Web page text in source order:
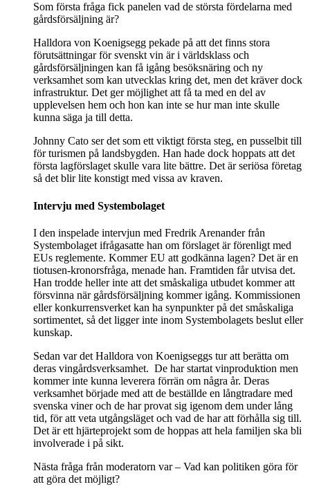
Som första fråga fick panelen vad de största fördelarna med
gårdsförsäljning är?
Halldora von Koenigsegg pekade på att det finns stora
förutsättningar för svenskt vin är i världsklass och
gårdsförsäljningen kan få igång besöksnäring och ny
verksamhet som kan utvecklas kring det, men det kräver dock
infrastruktur. Det ger möjlighet att få ta med en del av
upplevelsen hem och hon kan inte se hur man inte skulle
kunna säga ja till detta.
Johnny Cato ser det som ett viktigt första steg, en pusselbit till
för turismen på landsbygden. Han hade dock hoppats att det
första lagförslaget skulle vara lite bättre. Det är seriösa företag
så det blir lite konstigt med vissa av kraven.
Intervju med Systembolaget
I den inspelade intervjun med Fredrik Arenander från
Systembolaget ifrågasatte han om förslaget är förenligt med
EUs reglemente. Kommer EU att godkänna lagen? Det är en
tiotusen-kronorsfråga, menade han. Framtiden får utvisa det.
Han trodde heller inte att det småskaliga utbudet kommer att
försvinna när gårdsförsäljning kommer igång. Kommissionen
eller konkurrensverket kan ha synpunkter på det småskaliga
sortimentet, så det ligger inte inom Systembolagets beslut eller
kunskap.
Sedan var det Halldora von Koenigseggs tur att berätta om
deras vingårdsverksamhet. De har startat vinproduktion men
kommer inte kunna leverera förrän om några år. Deras
verksamhet började med att de beställde en långtradare med
svenska viner och de har provat sig igenom dem under lång
tid, för att veta utgångsläget och vad de har att förhålla sig till.
Det är ett hjärteprojekt som de hoppas att hela familjen ska bli
involverade i på sikt.
Nästa fråga från moderatorn var – Vad kan politiken göra för
att göra det möjligt?